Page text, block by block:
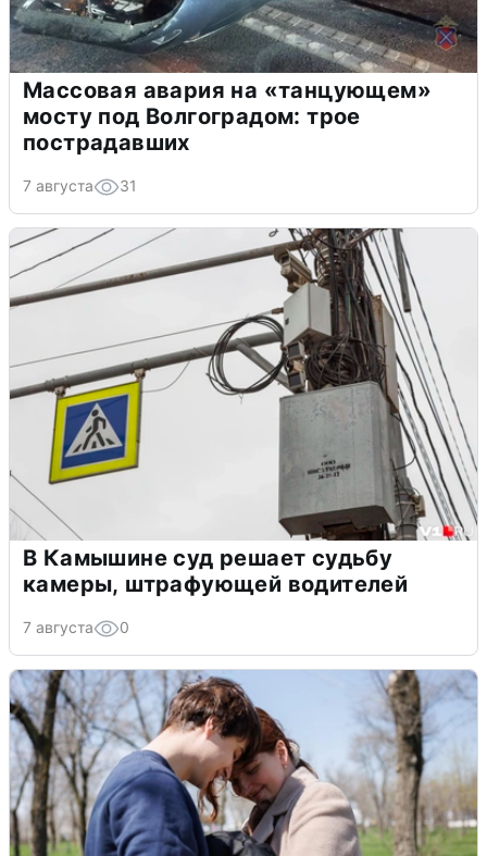
Массовая авария на «танцующем»
мосту под Волгоградом: трое
пострадавших
7 августа 31
В Камышине суд решает судьбу
камеры, штрафующей водителей
7 августа 0